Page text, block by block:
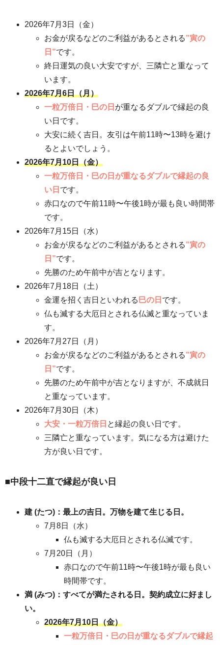
2026年7月3日（金）
お金が戻るなどのご利益があるとされる”寅の
日”です。
終日運気の良い大安ですが、三隣亡と重なって
います。
2026年7月6日（月）
一粒万倍日・巳の日 が重なるダブルで縁起の良
い日です。
大安に続く吉日。友引は午前11時〜13時を避け
るとよいでしょう。
2026年7月10日（金）
一粒万倍日・巳の日が重なるダブルで縁起の良
い日 です。
赤口なので午前11時〜午後1時が最も良い時間帯
です。
2026年7月15日（水）
お金が戻るなどのご利益があるとされる”寅の
日”です。
先勝のため午前中が吉となります。
2026年7月18日（土）
金運を招く吉日といわれる 巳の日 です。
仏も滅する大厄日とされる仏滅と重なっていま
す。
2026年7月27日（月）
お金が戻るなどのご利益があるとされる”寅の
日”です。
先勝のため午前中が吉となりますが、不成就日
と重なっています。
2026年7月30日（木）
大安・一粒万倍日 と縁起の良い日です。
三隣亡と重なっています。気になる方は避けた
方が良い日です。
■中段十二直で縁起が良い日
建 (たつ)：最上の吉日。万物を建て生じる日。
7月8日（水）
仏も滅する大厄日とされる仏滅です。
7月20日（月）
赤口なので午前11時〜午後1時が最も良い
時間帯です。
満 (みつ)：すべてが満たされる日。契約成立に好まし
い。
2026年7月10日（金）
一粒万倍日・巳の日が重なるダブルで縁起